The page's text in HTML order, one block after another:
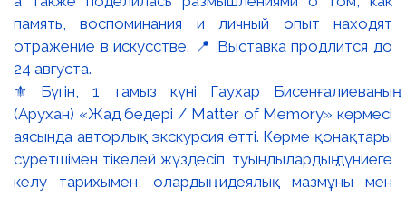
⚜️ Бүгін, 1 тамыз күні Гаухар Бисенғалиеваның
(Арухан) «Жад бедері / Matter of Memory» көрмесі
аясында авторлық экскурсия өтті. Көрме қонақтары
суретшімен тікелей жүздесіп, туындылардың дүниеге
келу тарихымен, олардың идеялық мазмұны мен